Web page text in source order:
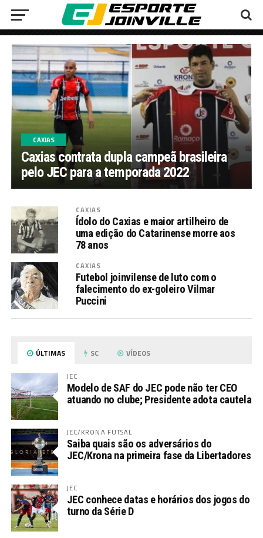
CAXIAS
Caxias contrata dupla campeã brasileira
pelo JEC para a temporada 2022
CAXIAS
Ídolo do Caxias e maior artilheiro de
uma edição do Catarinense morre aos
78 anos
CAXIAS
Futebol joinvilense de luto com o
falecimento do ex-goleiro Vilmar
Puccini
ÚLTIMAS SC VÍDEOS
JEC
Modelo de SAF do JEC pode não ter CEO
atuando no clube; Presidente adota cautela
JEC/KRONA FUTSAL
Saiba quais são os adversários do
JEC/Krona na primeira fase da Libertadores
JEC
JEC conhece datas e horários dos jogos do
turno da Série D